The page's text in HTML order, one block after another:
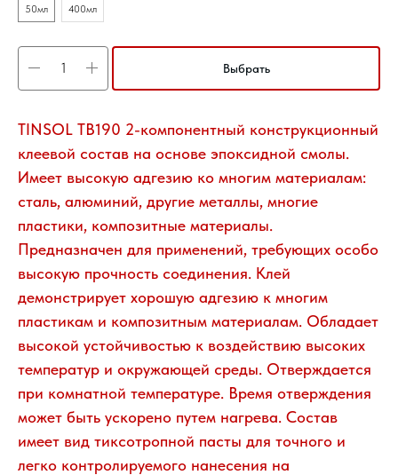
50мл
400мл
Выбрать
TINSOL TB190 2-компонентный конструкционный
клеевой состав на основе эпоксидной смолы.
Имеет высокую адгезию ко многим материалам:
сталь, алюминий, другие металлы, многие
пластики, композитные материалы.
Предназначен для применений, требующих особо
высокую прочность соединения. Клей
демонстрирует хорошую адгезию к многим
пластикам и композитным материалам. Обладает
высокой устойчивостью к воздействию высоких
температур и окружающей среды. Отверждается
при комнатной температуре. Время отверждения
может быть ускорено путем нагрева. Состав
имеет вид тиксотропной пасты для точного и
легко контролируемого нанесения на